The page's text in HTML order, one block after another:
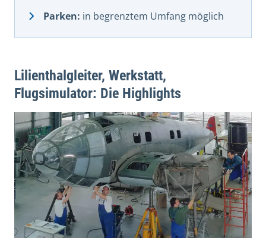
Parken: in begrenztem Umfang möglich
Lilienthalgleiter, Werkstatt,
Flugsimulator: Die Highlights